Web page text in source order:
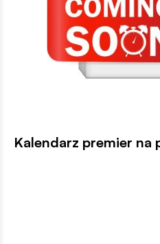
Kalendarz premier na